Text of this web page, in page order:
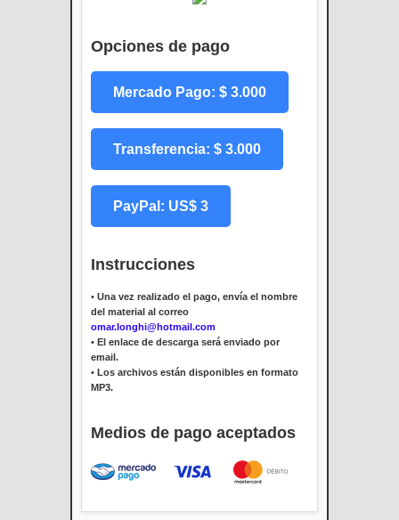
Opciones de pago
Mercado Pago: $ 3.000
Transferencia: $ 3.000
PayPal: US$ 3
Instrucciones
• Una vez realizado el pago, envía el nombre
del material al correo
omar.longhi@hotmail.com
• El enlace de descarga será enviado por
email.
• Los archivos están disponibles en formato
MP3.
Medios de pago aceptados